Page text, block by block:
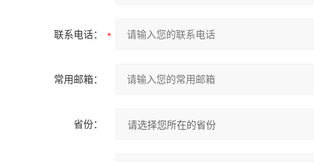
联系电话：
常用邮箱：
省份：